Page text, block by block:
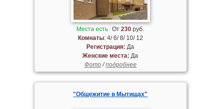
Места есть От230 руб.
Комнаты: 4/ 6/ 8/ 10/ 12
Регистрация: Да
Женские места: Да
Фото/подробнее
"Общежитие в Мытищах"